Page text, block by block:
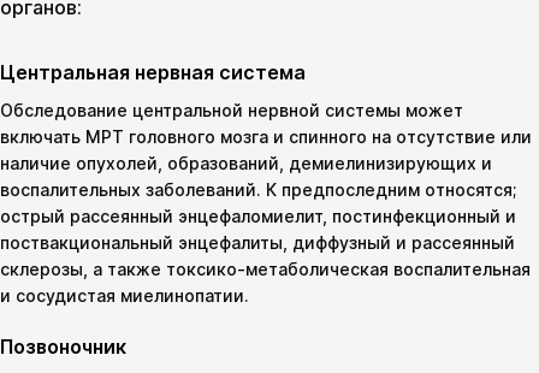
органов:
Центральная нервная система
Обследование центральной нервной системы может
включать МРТ головного мозга и спинного на отсутствие или
наличие опухолей, образований, демиелинизирующих и
воспалительных заболеваний. К предпоследним относятся;
острый рассеянный энцефаломиелит, постинфекционный и
поствакциональный энцефалиты, диффузный и рассеянный
склерозы, а также токсико-метаболическая воспалительная
и сосудистая миелинопатии.
Позвоночник